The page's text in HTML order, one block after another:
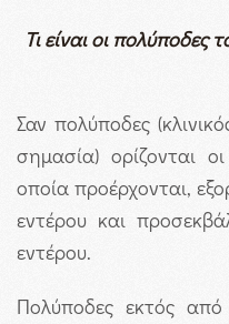
Τι είναι οι πολύποδες
Σαν πολύποδες
σημασία) ορίζονται
οποία προέρχονται,
εντέρου και
εντέρου.
Πολύποδες εκτός από